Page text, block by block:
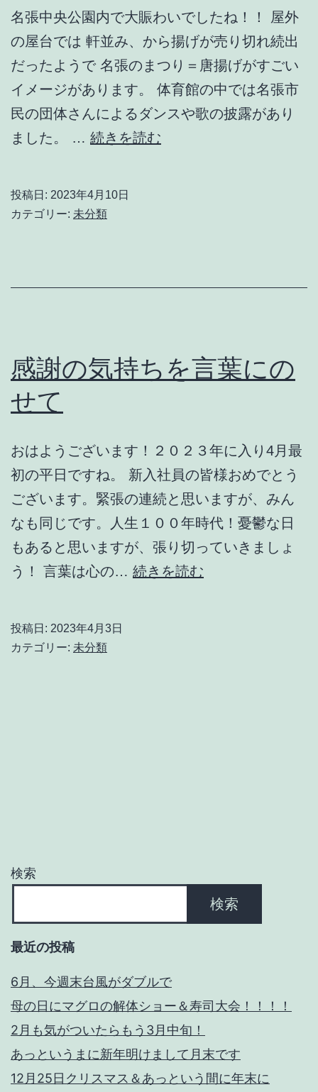
期
待！
若
返
り
名張中央公園内で大賑わいでしたね！！ 屋外
の屋台では 軒並み、から揚げが売り切れ続出
だったようで 名張のまつり＝唐揚げがすごい
イメージがあります。 体育館の中では名張市
民の団体さんによるダンスや歌の披露があり
ました。 … 続きを読む
投稿日: 2023年4月10日
カテゴリー: 未分類
感謝の気持ちを言葉にの
せて
おはようございます！２０２３年に入り4月最
初の平日ですね。 新入社員の皆様おめでとう
ございます。緊張の連続と思いますが、みん
なも同じです。人生１００年時代！憂鬱な日
もあると思いますが、張り切っていきましょ
う！ 言葉は心の… 続きを読む
投稿日: 2023年4月3日
カテゴリー: 未分類
検索
検索
最近の投稿
6月、今週末台風がダブルで
母の日にマグロの解体ショー＆寿司大会！！！！
2月も気がついたらもう3月中旬！
あっというまに新年明けまして月末です
12月25日クリスマス＆あっという間に年末に